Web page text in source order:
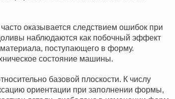
оказывается следствием ошибок при
наблюдаются как побочный эффект
поступающего в форму.
состояние машины.
базовой плоскости. К числу
ориентации при заполнении формы,